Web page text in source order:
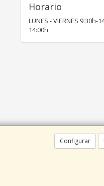
Configurar
Horario
LUNES - VIERNES 9:30h-
14:00h